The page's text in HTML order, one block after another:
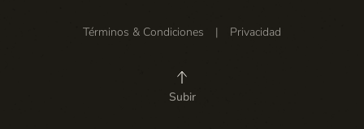
Términos & Condiciones | Privacidad
Subir